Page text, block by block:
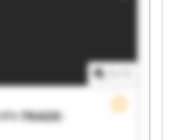
F1-TRADE-